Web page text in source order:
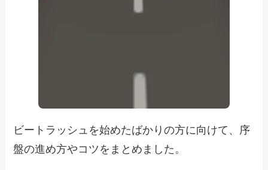
ビートラッシュを始めたばかりの方に向けて、序
盤の進め方やコツをまとめました。